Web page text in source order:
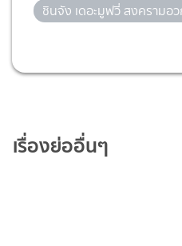
ชินจัง เดอะมูฟวี่ สงครามอ
เรื่องย่ออื่นๆ